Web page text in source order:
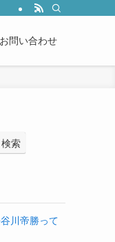
お問い合わせ
検索
川帝勝って